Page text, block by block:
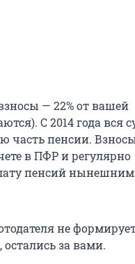
— 22% от вашей
С 2014 года вся
часть пенсии.
в ПФР и регулярно
пенсий нынешним
не
за вами.